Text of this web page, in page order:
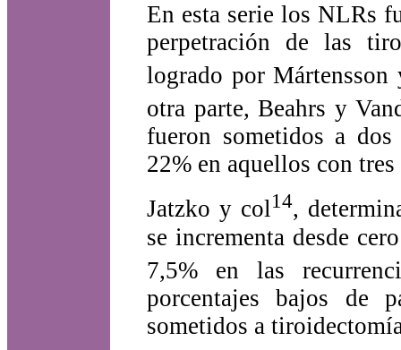
En esta serie los NLRs
perpetración de las
logrado por
otra parte, Beahrs y
fueron sometidos a dos
22% en aquellos con
Jatzko y col14,
se incrementa desde
7,5% en las
porcentajes bajos de
sometidos a